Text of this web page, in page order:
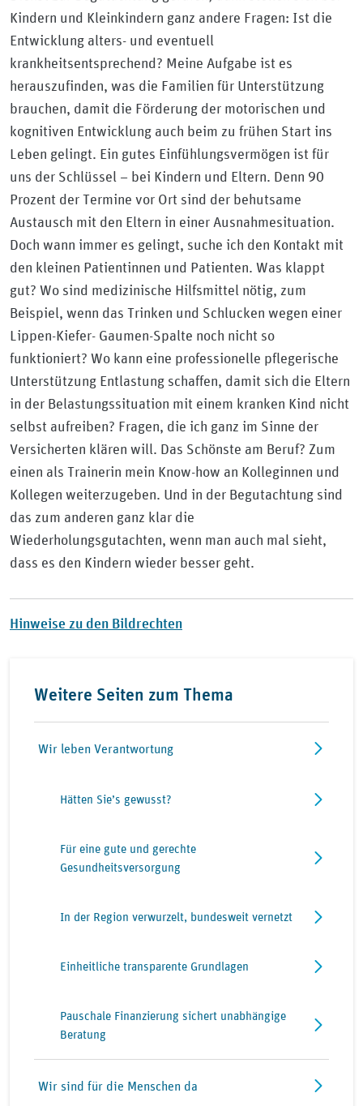
Kindern und Kleinkindern ganz andere Fragen: Ist die
Entwicklung alters- und eventuell
krankheitsentsprechend? Meine Aufgabe ist es
herauszufinden, was die Familien für Unterstützung
brauchen, damit die Förderung der motorischen und
kognitiven Entwicklung auch beim zu frühen Start ins
Leben gelingt. Ein gutes Einfühlungsvermögen ist für
uns der Schlüssel – bei Kindern und Eltern. Denn 90
Prozent der Termine vor Ort sind der behutsame
Austausch mit den Eltern in einer Ausnahmesituation.
Doch wann immer es gelingt, suche ich den Kontakt mit
den kleinen Patientinnen und Patienten. Was klappt
gut? Wo sind medizinische Hilfsmittel nötig, zum
Beispiel, wenn das Trinken und Schlucken wegen einer
Lippen-Kiefer- Gaumen-Spalte noch nicht so
funktioniert? Wo kann eine professionelle pflegerische
Unterstützung Entlastung schaffen, damit sich die Eltern
in der Belastungssituation mit einem kranken Kind nicht
selbst aufreiben? Fragen, die ich ganz im Sinne der
Versicherten klären will. Das Schönste am Beruf? Zum
einen als Trainerin mein Know-how an Kolleginnen und
Kollegen weiterzugeben. Und in der Begutachtung sind
das zum anderen ganz klar die
Wiederholungsgutachten, wenn man auch mal sieht,
dass es den Kindern wieder besser geht.
Hinweise zu den Bildrechten
Weitere Seiten zum Thema
Wir leben Verantwortung
Hätten Sie’s gewusst?
Für eine gute und gerechte
Gesundheitsversorgung
In der Region verwurzelt, bundesweit vernetzt
Einheitliche transparente Grundlagen
Pauschale Finanzierung sichert unabhängige
Beratung
Wir sind für die Menschen da